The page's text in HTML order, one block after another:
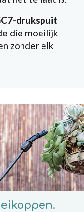
drukspuit
die moeilijk
zonder elk